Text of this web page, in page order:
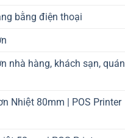
bằng điện thoại
nhà hàng, khách sạn, quán
Nhiệt 80mm | POS Printer